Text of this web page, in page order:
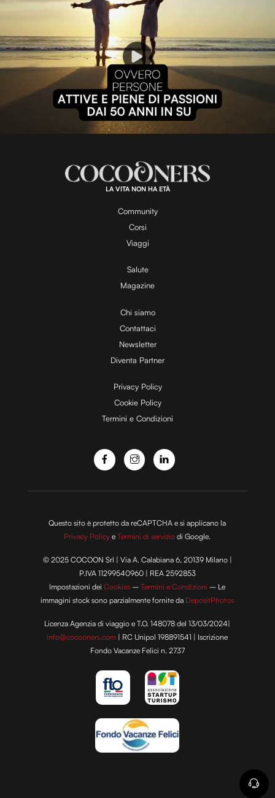
P
l
a
y
V
i
d
e
o
:
1
0
0
.
0
LA VITA NON HA ETÀ
Community
Corsi
Viaggi
Salute
Magazine
Chi siamo
Contattaci
Newsletter
Diventa Partner
Privacy Policy
Cookie Policy
Termini e Condizioni
Questo sito è protetto da reCAPTCHA e si applicano la
Privacy Policy eTermini di servizio di Google.
© 2025 COCOON Srl | Via A. Calabiana 6, 20139 Milano |
P.IVA 11299540960 | REA 2592853
Impostazioni deiCookies –Termini e Condizioni – Le
immagini stock sono parzialmente fornite da DepositPhotos
Licenza Agenzia di viaggio e T.O. 148078 del 13/03/2024|
info@cocooners.com | RC Unipol 198891541 | Iscrizione
Fondo Vacanze Felici n. 2737